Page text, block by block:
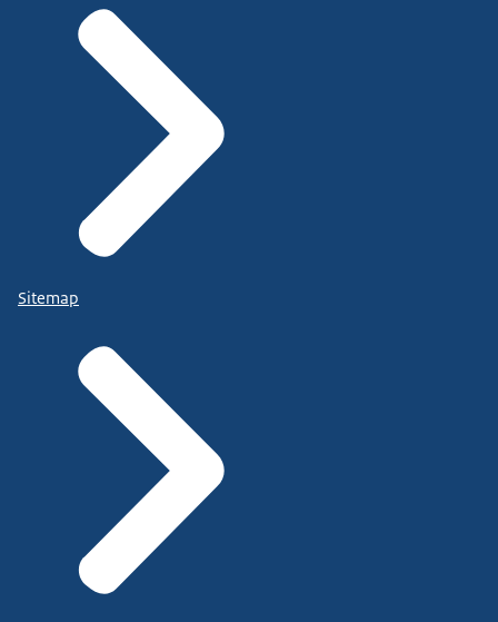
Sitemap